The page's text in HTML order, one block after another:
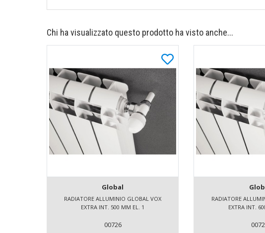
Chi ha visualizzato questo prodotto ha visto anche...
Global
RADIATORE ALLUMINIO GLOBAL VOX
EXTRA INT. 500 MM EL. 1
00726
RADIATORE
EXTRA INT.